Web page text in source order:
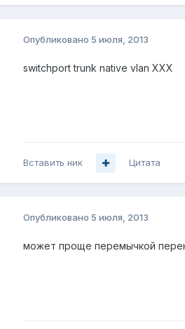
Опубликовано 5 июля, 2013
switchport trunk native vlan XXX
Вставить ник Цитата
Опубликовано 5 июля, 2013
может проще перемычкой